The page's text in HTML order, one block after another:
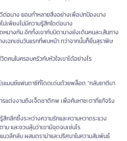
ต่อนาง ยอมทำหลายสิ่งอย่างเพื่อปกป้องนาง
ม่เพียงไม่มีความรู้สึกใดต่อนาง
หมางกัน อีกทั้งเขากับบิดานางยังเดินคนละเส้นทาง
งเฉกเช่นวันแรกที่พบหน้า ทว่าจากนั้นก็ยื่นสุราพิษ
คนในครอบครัวกับหัวใจเขาได้อย่างไร
แมนซ์แฟนตาซีที่โดดเด่นด้วยพล็อต “กลับชาติมา
แต่งงานถึงเจ็ดชาติภพ เพื่อค้นหาชะตาที่แท้จริง
กลึกซึ้งระหว่างความรักและความหวาดระแวง
ม และชวนลุ้นว่าเขามีจุดจบเช่นไร
นวลึกลับ ผสมดราม่าและปริศนาในความสัมพันธ์